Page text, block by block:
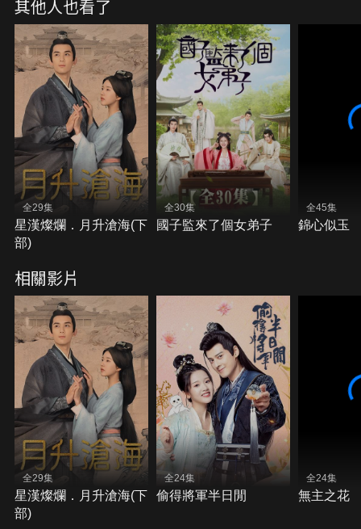
其他人也看了
全29集
星漢燦爛．月升滄海(下
部)
全30集
國子監來了個女弟子
全45集
錦心似玉
相關影片
全29集
星漢燦爛．月升滄海(下
部)
全24集
偷得將軍半日閒
全24集
無主之花